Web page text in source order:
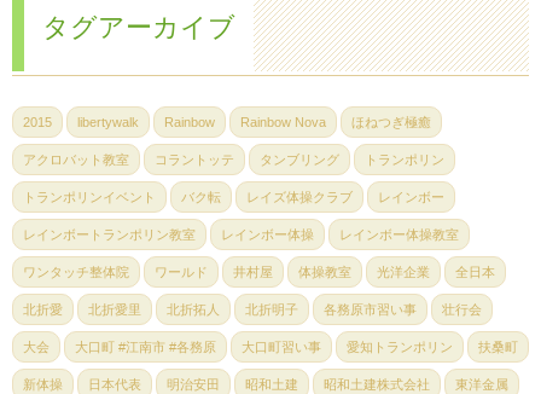
タグアーカイブ
2015 libertywalk Rainbow Rainbow Nova ほねつぎ極癒
アクロバット教室 コラントッテ タンブリング トランポリン
トランポリンイベント バク転 レイズ体操クラブ レインボー
レインボートランポリン教室 レインボー体操 レインボー体操教室
ワンタッチ整体院 ワールド 井村屋 体操教室 光洋企業 全日本
北折愛 北折愛里 北折拓人 北折明子 各務原市習い事 壮行会
大会 大口町 #江南市 #各務原 大口町習い事 愛知トランポリン 扶桑町
新体操 日本代表 明治安田 昭和土建 昭和土建株式会社 東洋金属